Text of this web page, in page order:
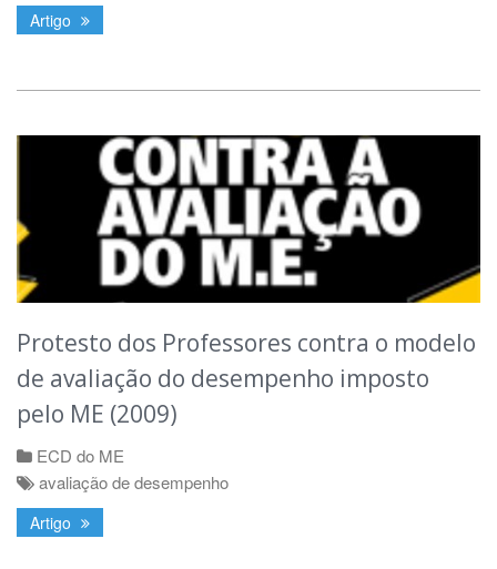
Artigo
Protesto dos Professores contra o modelo
de avaliação do desempenho imposto
pelo ME (2009)
ECD do ME
avaliação de desempenho
Artigo